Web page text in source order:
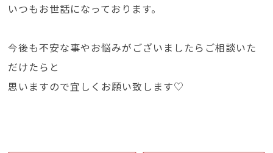
いつもお世話になっております。
今後も不安な事やお悩みがございましたらご相談いた
だけたらと
思いますので宜しくお願い致します♡